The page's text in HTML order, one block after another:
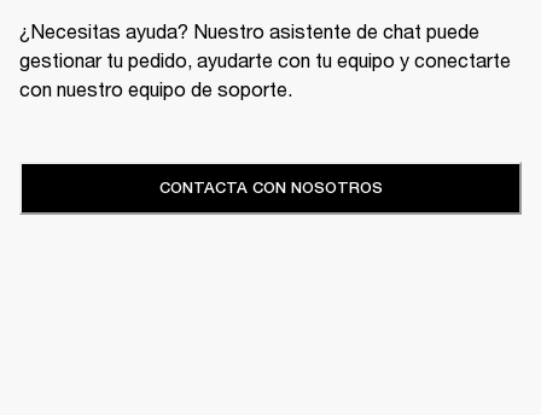
¿Necesitas ayuda? Nuestro asistente de chat puede
gestionar tu pedido, ayudarte con tu equipo y conectarte
con nuestro equipo de soporte.
CONTACTA CON NOSOTROS